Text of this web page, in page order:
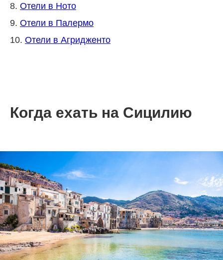
8. Отели в Ното
9. Отели в Палермо
10. Отели в Агридженто
Когда ехать на Сицилию